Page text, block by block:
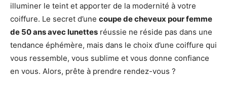
illuminer le teint et apporter de la modernité à votre
coiffure. Le secret d’une coupe de cheveux pour femme
de 50 ans avec lunettes réussie ne réside pas dans une
tendance éphémère, mais dans le choix d’une coiffure qui
vous ressemble, vous sublime et vous donne confiance
en vous. Alors, prête à prendre rendez-vous ?